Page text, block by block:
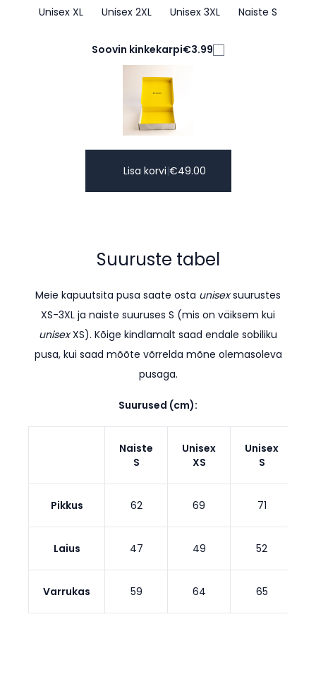
Unisex XL Unisex 2XL Unisex 3XL Naiste S
Soovin kinkekarpi€3.99
Lisa korvi|€49.00
Suuruste tabel
Meie kapuutsita pusa saate osta unisexsuurustes
XS-3XL ja naiste suuruses S (mis on väiksem kui
unisexXS). Kõige kindlamalt saad endale sobiliku
pusa, kui saad mõõte võrrelda mõne olemasoleva
pusaga.
Suurused (cm):
Naiste
S
Unisex
XS
Unisex
S
Pikkus 62 69 71
Laius 47 49 52
Varrukas 59 64 65